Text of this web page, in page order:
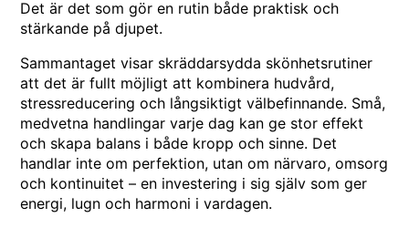
Det är det som gör en rutin både praktisk och
stärkande på djupet.
Sammantaget visar skräddarsydda skönhetsrutiner
att det är fullt möjligt att kombinera hudvård,
stressreducering och långsiktigt välbefinnande. Små,
medvetna handlingar varje dag kan ge stor effekt
och skapa balans i både kropp och sinne. Det
handlar inte om perfektion, utan om närvaro, omsorg
och kontinuitet – en investering i sig själv som ger
energi, lugn och harmoni i vardagen.